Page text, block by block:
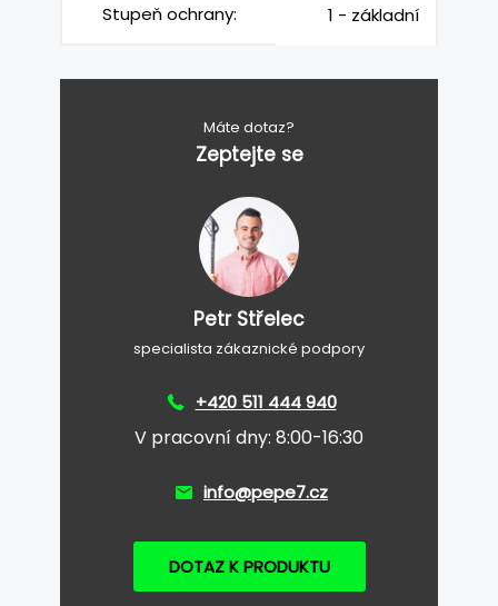
Stupeň ochrany: 1 - základní
Máte dotaz?
Zeptejte se
Petr Střelec
specialista zákaznické podpory
+420 511 444 940
V pracovní dny: 8:00-16:30
info@pepe7.cz
DOTAZ K PRODUKTU